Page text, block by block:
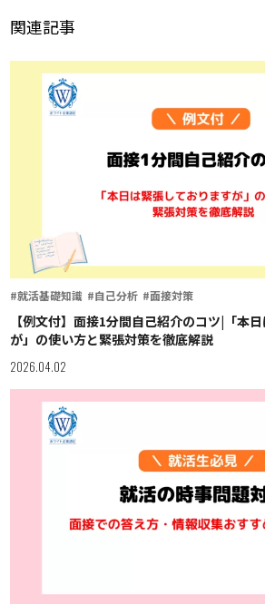
関連記事
#就活基礎知識 #自己分析 #面接対策
【例文付】面接1分間自己紹介のコツ|「本
が」の使い方と緊張対策を徹底解説
2026.04.02